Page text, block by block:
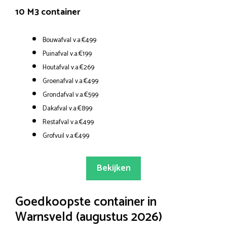
10 M3 container
Bouwafval v.a.€499
Puinafval v.a.€199
Houtafval v.a.€269
Groenafval v.a.€499
Grondafval v.a.€599
Dakafval v.a.€899
Restafval v.a.€499
Grofvuil v.a.€499
Bekijken
Goedkoopste container in
Warnsveld (augustus 2026)